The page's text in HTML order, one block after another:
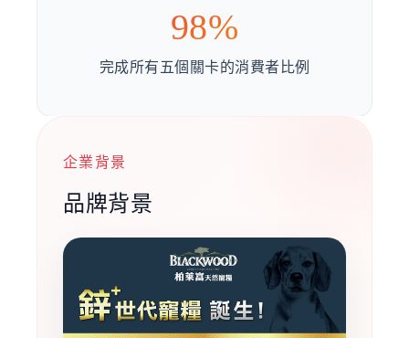
98%
完成所有五個關卡的消費者比例
企業背景
品牌背景